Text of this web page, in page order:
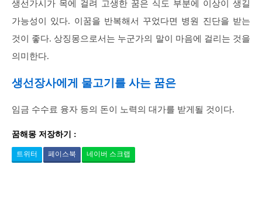
생선가시가 목에 걸려 고생한 꿈은 식도 부분에 이상이 생길
가능성이 있다. 이꿈을 반복해서 꾸었다면 병원 진단을 받는
것이 좋다. 상징몽으로서는 누군가의 말이 마음에 걸리는 것을
의미한다.
생선장사에게 물고기를 사는 꿈은
임금 수수료 융자 등의 돈이 노력의 대가를 받게될 것이다.
꿈해몽 저장하기 :
트위터 페이스북 네이버 스크랩